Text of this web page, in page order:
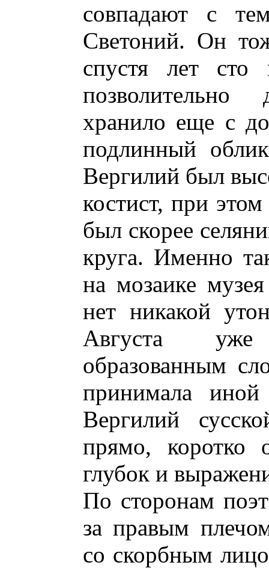
совпадают с
Светоний. Он
спустя лет
хранило еще с
подлинный
Вергилий был
костист, при
был скорее
круга. Именно
на мозаике
нет никакой
Августа
образованным
принимала
Вергилий
прямо, коротко
глубок и
По сторонам
за правым
со скорбным